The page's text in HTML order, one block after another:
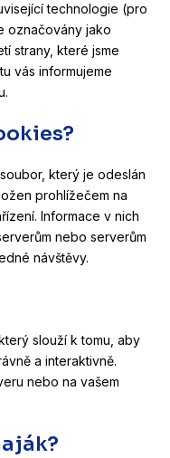
technologie (pro
označovány jako
strany, které jsme
vás informujeme
který je odeslán
prohlížečem na
Informace v nich
nebo serverům
návštěvy.
slouží k tomu, aby
a interaktivně.
nebo na vašem